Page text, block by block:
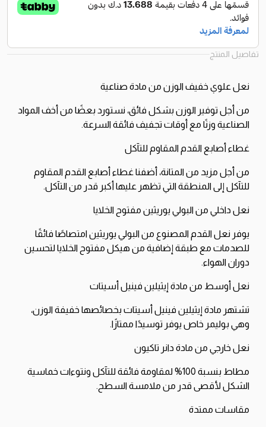
تفاصيل المنتج
نعل علوي خفيف الوزن من مادة صناعية
من أجل توفير الوزن بشكل فائق، نستورد بعضًا من أخف المواد
الصناعية وزنًا مع أوقات تجفيف فائقة السرعة.
غطاء أصابع القدم المقاوم للتآكل
من أجل مزيد من المتانة، أضفنا غطاء أصابع القدم المقاوم
للتآكل إلى المنطقة التي تظهر عليها أكبر قدر من التآكل.
نعل داخلي من البولي يوريثين مفتوح الخلايا
يوفر نعل القدم المصنوع من البولي يوريثين امتصاصًا فائقًا
للصدمات مع طبقة إضافية من هيكل مفتوح الخلايا لتحسين
دوران الهواء.
نعل أوسط من مادة إيثيلين فينيل أسيتات
تشتهر مادة إيثيلين فينيل أسيتات بخصائصها خفيفة الوزن،
وهي بوليمر خاص يوفر توسيدًا ممتازًا.
نعل خارجي من مادة دانر تاكيون
مطاط بنسبة 100% لمقاومة فائقة للتآكل ونتوءات خماسية
الشكل لأقصى قدر من ملامسة السطح.
مقاسات ممتدة